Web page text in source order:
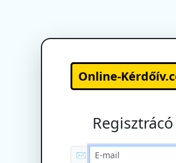
Online-
Regisztrácó
✉